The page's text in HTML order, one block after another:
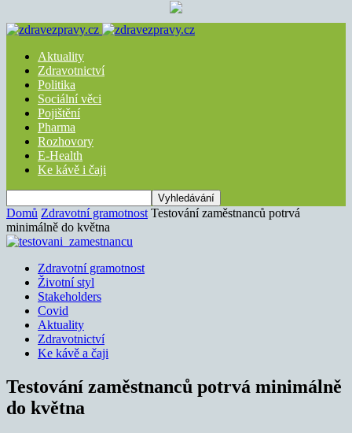
Aktuality
Zdravotnictví
Politika
Sociální věci
Pojištění
Pharma
Rozhovory
E-Health
Ke kávě i čaji
Domů Zdravotní gramotnost Testování zaměstnanců potrvá
minimálně do května
Zdravotní gramotnost
Životní styl
Stakeholders
Covid
Aktuality
Zdravotnictví
Ke kávě a čaji
Testování zaměstnanců potrvá minimálně
do května